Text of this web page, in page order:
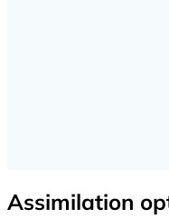
Assimilation